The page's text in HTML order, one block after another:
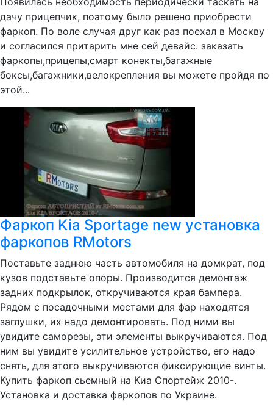
дачу прицепчик, поэтому было решено приобрести
фаркоп. По воле случая друг как раз поехал в Москву
и согласился притарить мне сей девайс. заказать
фаркопы,прицепы,смарт конекты,багажные
боксы,багажники,велокрепления вы можете пройдя по
этой...
Фаркоп Kia Sportage new установка
фаркопов RMotors
Поставьте заднюю часть автомобиля на домкрат, под
кузов подставьте опоры. Производится демонтаж
задних подкрылок, откручиваются края бампера.
Рядом с посадочными местами для фар находятся
заглушки, их надо демонтировать. Под ними вы
увидите саморезы, эти элементы выкручиваются. Под
ним вы увидите усилительное устройство, его надо
снять, для этого выкручиваются фиксирующие винты.
Купить фаркоп сьемный на Киа Спортейж 2010-.
Установка и доставка фаркопов по Украине.